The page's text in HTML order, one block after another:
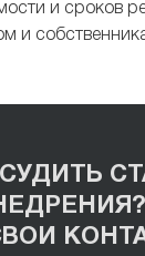
и сроков
и